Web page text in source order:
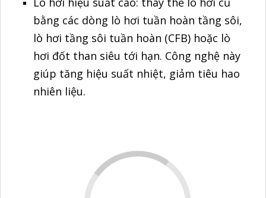
bằng các dòng lò hơi tuần hoàn tầng sôi,
lò hơi tầng sôi tuần hoàn (CFB) hoặc lò
hơi đốt than siêu tới hạn. Công nghệ này
giúp tăng hiệu suất nhiệt, giảm tiêu hao
nhiên liệu.
Nhiên liệu thay thế: ứng dụng sinh khối
(trấu, mùn cưa, gỗ thải, vỏ hạt điều) hoặc
RDF (nhiên liệu tái chế từ chất thải rắn)